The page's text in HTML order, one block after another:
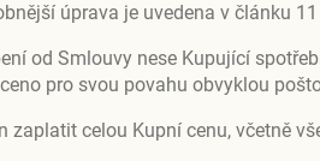
úprava je uvedena v článku
od Smlouvy nese Kupující
pro svou povahu obvyklou
zaplatit celou Kupní cenu, včetně